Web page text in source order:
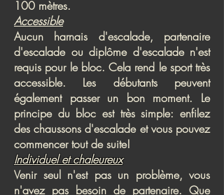
100 mètres.
Accessible
Aucun harnais d'escalade, partenaire
d'escalade ou diplôme d'escalade n'est
requis pour le bloc. Cela rend le sport très
accessible. Les débutants peuvent
également passer un bon moment. Le
principe du bloc est très simple: enfilez
des chaussons d'escalade et vous pouvez
commencer tout de suite!
Individuel et chaleureux
Venir seul n'est pas un problème, vous
n'avez pas besoin de partenaire. Que